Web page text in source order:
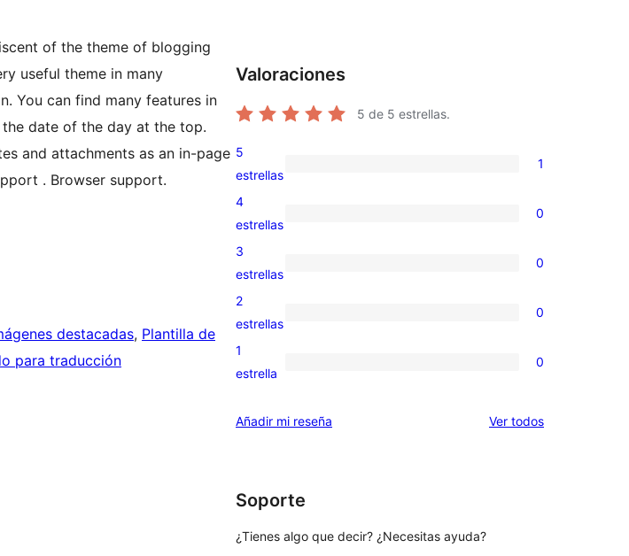
of the theme of blogging
useful theme in many
You can find many features in
date of the day at the top.
and attachments as an in-page
. Browser support.
destacadas, Plantilla de
para traducción
Valoraciones
5 de 5 estrellas.
1
valoración
de
5
estrellas
1
0
valoraciones
de
4
estrellas
0
0
valoraciones
de
3
estrellas
0
0
valoraciones
de
estrellas
2
estrellas
0
0
de
1
estrella
0
Añadir mi reseña Ver todoslos
Soporte
¿Tienes algo que decir? ¿Necesitas ayuda?